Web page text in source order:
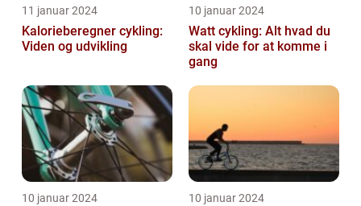
11 januar 2024
Kalorieberegner cykling:
Viden og udvikling
10 januar 2024
Watt cykling: Alt hvad du
skal vide for at komme i
gang
10 januar 2024 10 januar 2024